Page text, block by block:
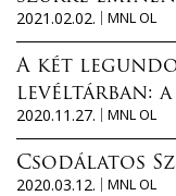
2021.02.02.
MNL OL
A két
levéltárban: a
2020.11.27.
MNL OL
Csodálatos
2020.03.12.
MNL OL